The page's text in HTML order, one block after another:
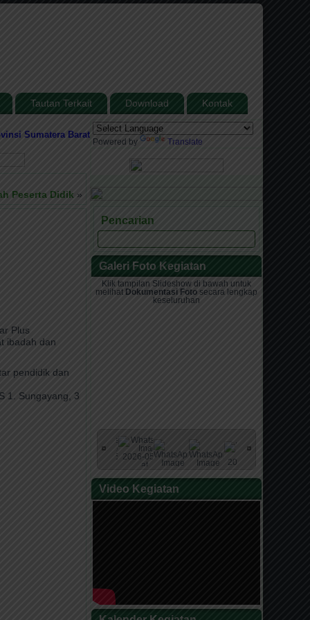
Tautan Terkait Download Kontak
Barat Media Informasi dan Sarana Komunikasi antara Madrasah
Peserta Didik »
Plus
ibadah dan
pendidik dan
1. Sungayang, 3
Powered by Translate
Pencarian
Galeri Foto Kegiatan
Klik tampilan Slideshow di bawah untuk
melihat Dokumentasi Foto secara lengkap
keseluruhan
Video Kegiatan